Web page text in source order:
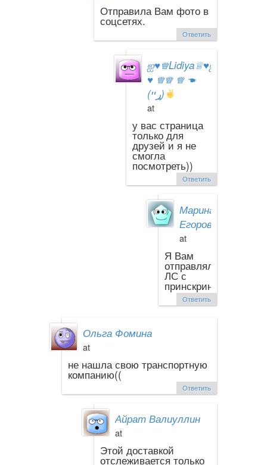
Отправила Вам фото в
соцсетях.
Ответить
ஐ♥♕Lidiya♕♥ஐ
♥ ♕♕ ♕ ☚
(ړײ)
at
у вас страница
только для
друзей и я не
смогла
посмотреть))
Ответить
Марина
Егорова
at
Я Вам
отправляла
ЛС с
принскрином.
Ответить
Ольга Фомина
at
не нашла свою транспортную
компанию((
Ответить
Айрат Валиуллин
at
Этой доставкой
отслеживается только